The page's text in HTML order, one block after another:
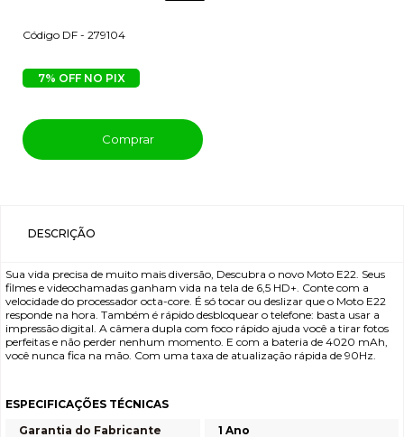
DF - 279104
7% OFF NO PIX
Comprar
DESCRIÇÃO
Sua vida precisa de muito mais diversão, Descubra o novo Moto E22. Seus
filmes e videochamadas ganham vida na tela de 6,5 HD+. Conte com a
velocidade do processador octa-core. É só tocar ou deslizar que o Moto E22
responde na hora. Também é rápido desbloquear o telefone: basta usar a
impressão digital. A câmera dupla com foco rápido ajuda você a tirar fotos
perfeitas e não perder nenhum momento. E com a bateria de 4020 mAh,
você nunca fica na mão. Com uma taxa de atualização rápida de 90Hz.
ESPECIFICAÇÕES TÉCNICAS
Garantia do Fabricante
1 Ano